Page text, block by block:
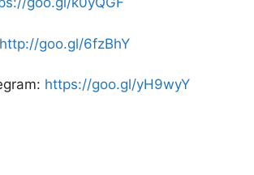
http://goo.gl/6fzBhY
https://goo.gl/yH9wyY